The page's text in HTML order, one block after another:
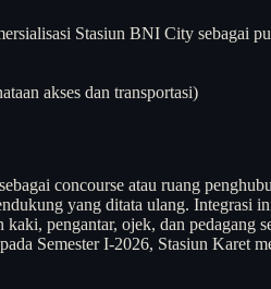
Stasiun BNI City sebagai
akses dan transportasi)
concourse atau ruang
yang ditata ulang. Integrasi
pengantar, ojek, dan pedagang
Semester I-2026, Stasiun Karet